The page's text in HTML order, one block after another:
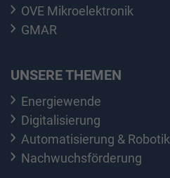
OVE Mikroelektronik
GMAR
UNSERE THEMEN
Energiewende
Digitalisierung
Automatisierung & Robotik
Nachwuchsförderung